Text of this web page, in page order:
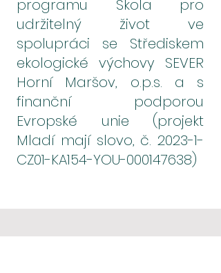
programu Škola pro
udržitelný život ve
spolupráci se Střediskem
ekologické výchovy SEVER
Horní Maršov, o.p.s. a s
finanční podporou
Evropské unie (projekt
Mladí mají slovo, č. 2023-1-
CZ01-KA154-YOU-000147638)